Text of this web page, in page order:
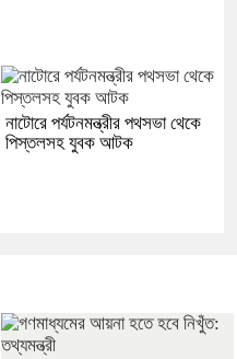
নাটোরে পর্যটনমন্ত্রীর পথসভা থেকে
পিস্তলসহ যুবক আটক